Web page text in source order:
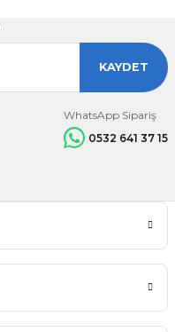
KAYDET
WhatsApp Sipariş
0532 641 37 15